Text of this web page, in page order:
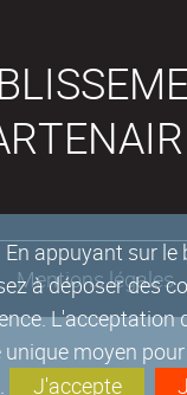
appuyant sur
à déposer des
L'acceptation
unique moyen
J'accepte
Mentions légales